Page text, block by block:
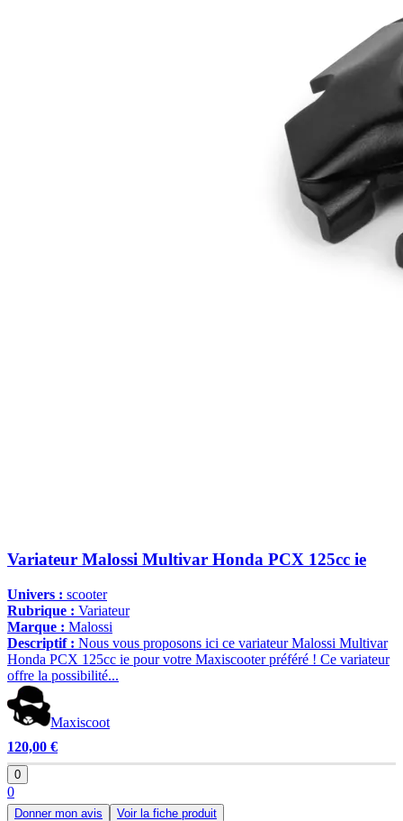
Variateur Malossi Multivar Honda PCX 125cc ie
Univers : scooter
Rubrique : Variateur
Marque : Malossi
Descriptif : Nous vous proposons ici ce variateur Malossi Multivar
Honda PCX 125cc ie pour votre Maxiscooter préféré ! Ce variateur
offre la possibilité...
Maxiscoot
120,00 €
0
0
Donner mon avis Voir la fiche produit